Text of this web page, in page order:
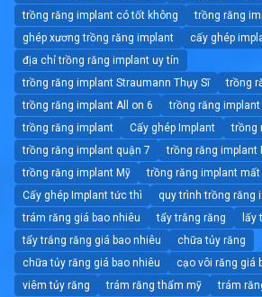
trồng răng implant có tốt không
trồng răng
ghép xương trồng răng implant
cấy ghép
địa chỉ trồng răng implant uy tín
trồng răng implant Straumann Thụy Sĩ
trồng
trồng răng implant All on 6
trồng răng
trồng răng implant
Cấy ghép Implant
trồng
trồng răng implant quận 7
trồng răng implant
trồng răng implant Mỹ
trồng răng implant
Cấy ghép Implant tức thì
quy trình trồng răng
trám răng giá bao nhiêu
tẩy trắng răng
lấy
tẩy trắng răng giá bao nhiêu
chữa tủy răng
chữa tủy răng giá bao nhiêu
cạo vôi răng giá
viêm tủy răng
trám răng thẩm mỹ trám